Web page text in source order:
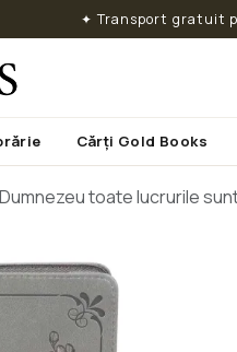
✦ Transport gratuit
Cărți Gold Books
toate lucrurile